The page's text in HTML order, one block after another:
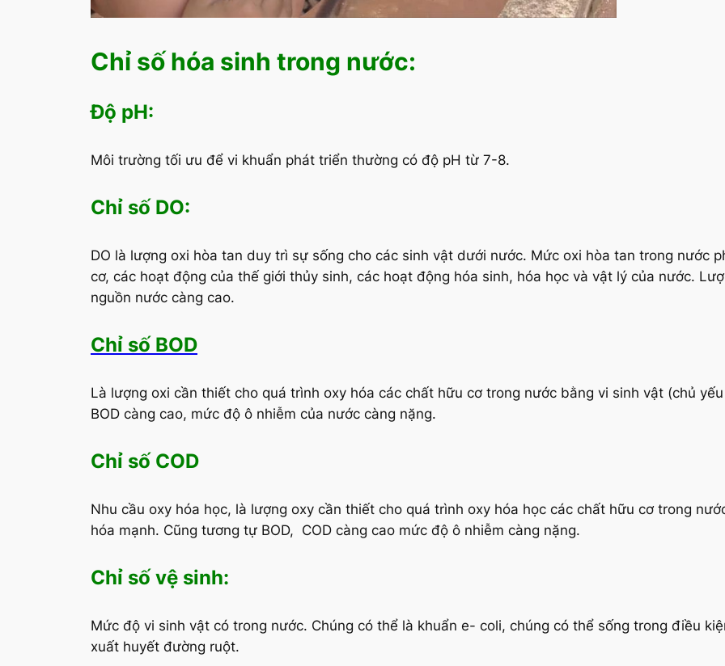
Chỉ số hóa sinh trong nước:
Độ pH:
Môi trường tối ưu để vi khuẩn phát triển thường có độ pH từ 7-8.
Chỉ số DO:
DO là lượng oxi hòa tan duy trì sự sống cho các sinh vật dưới nước. Mức oxi hòa tan trong nước
cơ, các hoạt động của thế giới thủy sinh, các hoạt động hóa sinh, hóa học và vật lý của nước.
nguồn nước càng cao.
Chỉ số BOD
Là lượng oxi cần thiết cho quá trình oxy hóa các chất hữu cơ trong nước bằng vi sinh vật (chủ
BOD càng cao, mức độ ô nhiễm của nước càng nặng.
Chỉ số COD
Nhu cầu oxy hóa học, là lượng oxy cần thiết cho quá trình oxy hóa học các chất hữu cơ trong
hóa mạnh. Cũng tương tự BOD, COD càng cao mức độ ô nhiễm càng nặng.
Chỉ số vệ sinh:
Mức độ vi sinh vật có trong nước. Chúng có thể là khuẩn e- coli, chúng có thể sống trong điều
xuất huyết đường ruột.